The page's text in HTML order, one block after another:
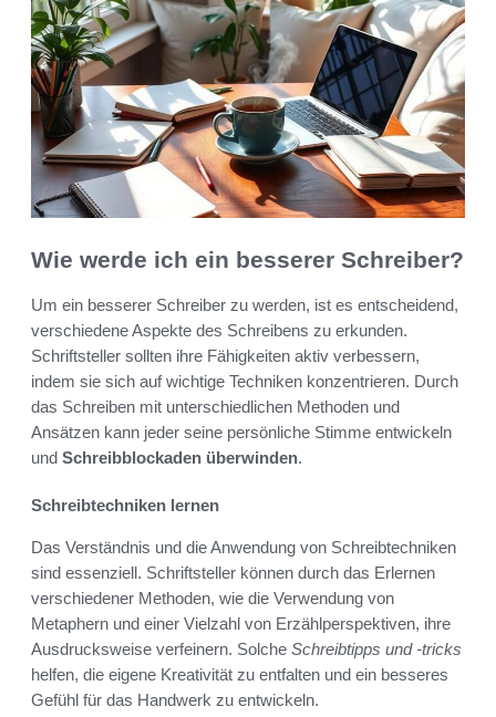
Wie werde ich ein besserer Schreiber?
Um ein besserer Schreiber zu werden, ist es entscheidend,
verschiedene Aspekte des Schreibens zu erkunden.
Schriftsteller sollten ihre Fähigkeiten aktiv verbessern,
indem sie sich auf wichtige Techniken konzentrieren. Durch
das Schreiben mit unterschiedlichen Methoden und
Ansätzen kann jeder seine persönliche Stimme entwickeln
und Schreibblockaden überwinden.
Schreibtechniken lernen
Das Verständnis und die Anwendung von Schreibtechniken
sind essenziell. Schriftsteller können durch das Erlernen
verschiedener Methoden, wie die Verwendung von
Metaphern und einer Vielzahl von Erzählperspektiven, ihre
Ausdrucksweise verfeinern. Solche Schreibtipps und -tricks
helfen, die eigene Kreativität zu entfalten und ein besseres
Gefühl für das Handwerk zu entwickeln.